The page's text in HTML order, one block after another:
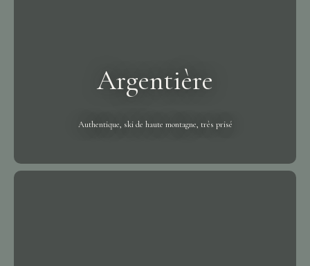
Argentière
Authentique, ski de haute montagne, très prisé